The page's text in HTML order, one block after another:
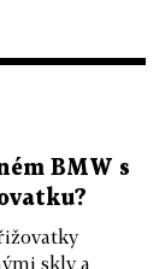
BMW s
skly a